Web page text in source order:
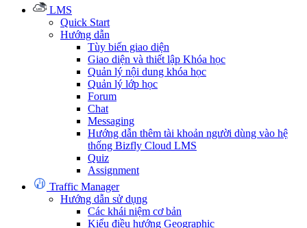
LMS
Quick Start
Hướng dẫn
Tùy biến giao diện
Giao diện và thiết lập Khóa học
Quản lý nội dung khóa học
Quản lý lớp học
Forum
Chat
Messaging
Hướng dẫn thêm tài khoản người dùng vào hệ
thống Bizfly Cloud LMS
Quiz
Assignment
Traffic Manager
Hướng dẫn sử dụng
Các khái niệm cơ bản
Kiểu điều hướng Geographic